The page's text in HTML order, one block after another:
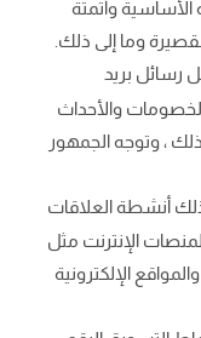
وأتمتة
وما إلى ذلك.
رسائل بريد
والأحداث
، وتوجه الجمهور
ذلك أنشطة العلاقات
الإنترنت مثل
الإلكترونية